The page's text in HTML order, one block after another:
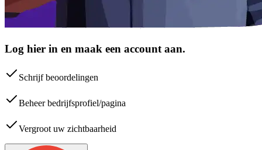
Log hier in en maak een account aan.
Schrijf beoordelingen
Beheer bedrijfsprofiel/pagina
Vergroot uw zichtbaarheid